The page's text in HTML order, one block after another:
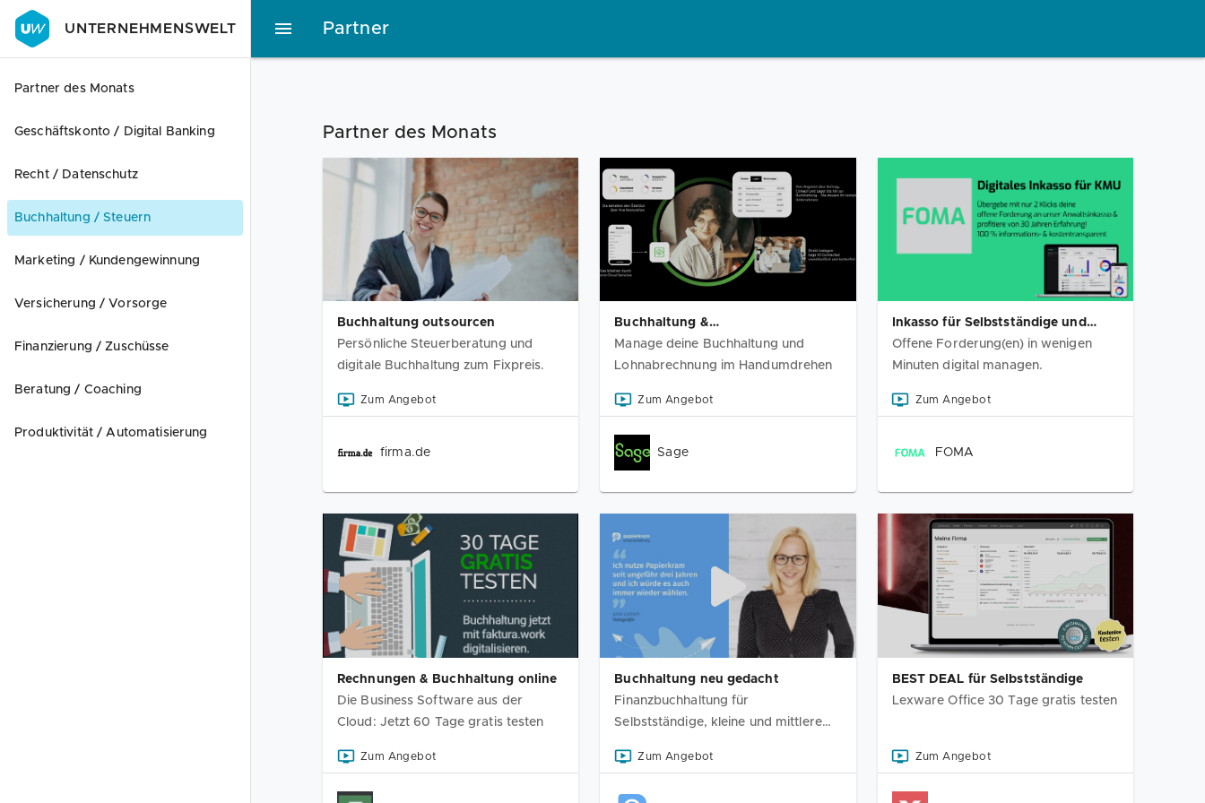
UNTERNEHMENSWELT
Partner des Monats
Geschäftskonto / Digital Banking
Recht / Datenschutz
Buchhaltung / Steuern
Marketing / Kundengewinnung
Versicherung / Vorsorge
Finanzierung / Zuschüsse
Beratung / Coaching
Produktivität / Automatisierung
Partner
Partner des Monats
Buchhaltung outsourcen
Persönliche Steuerberatung und
digitale Buchhaltung zum Fixpreis.
Zum Angebot
firma.de
Buchhaltung &
Auftragsbearbeitung
Manage deine Buchhaltung und
Lohnabrechnung im Handumdrehen
Zum Angebot
Sage
Inkasso für Selbstständige und
KMUs
Offene Forderung(en) in wenigen
Minuten digital managen.
Zum Angebot
FOMA
Rechnungen & Buchhaltung online
Die Business Software aus der
Cloud: Jetzt 60 Tage gratis testen
Zum Angebot
Buchhaltung neu gedacht
Finanzbuchhaltung für
Selbstständige, kleine und mittlere
Zum Angebot
BEST DEAL für Selbstständige
Lexware Office 30 Tage gratis testen
Zum Angebot